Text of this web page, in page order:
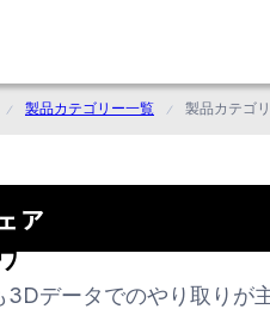
製品カテゴリー一覧 製品カテゴ
ア
3Dデータでのやり取りが